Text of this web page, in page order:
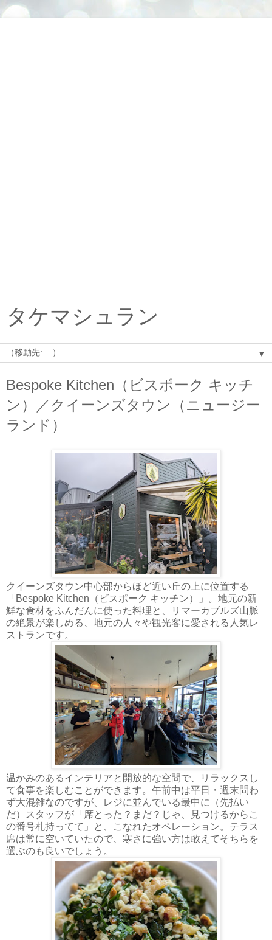
タケマシュラン
▼
Bespoke Kitchen（ビスポーク キッチ
ン）／クイーンズタウン（ニュージー
ランド）
クイーンズタウン中心部からほど近い丘の上に位置する
「Bespoke Kitchen（ビスポーク キッチン）」。地元の新
鮮な食材をふんだんに使った料理と、リマーカブルズ山脈
の絶景が楽しめる、地元の人々や観光客に愛される人気レ
ストランです。
温かみのあるインテリアと開放的な空間で、リラックスし
て食事を楽しむことができます。午前中は平日・週末問わ
ず大混雑なのですが、レジに並んでいる最中に（先払い
だ）スタッフが「席とった？まだ？じゃ、見つけるからこ
の番号札持ってて」と、こなれたオペレーション。テラス
席は常に空いていたので、寒さに強い方は敢えてそちらを
選ぶのも良いでしょう。